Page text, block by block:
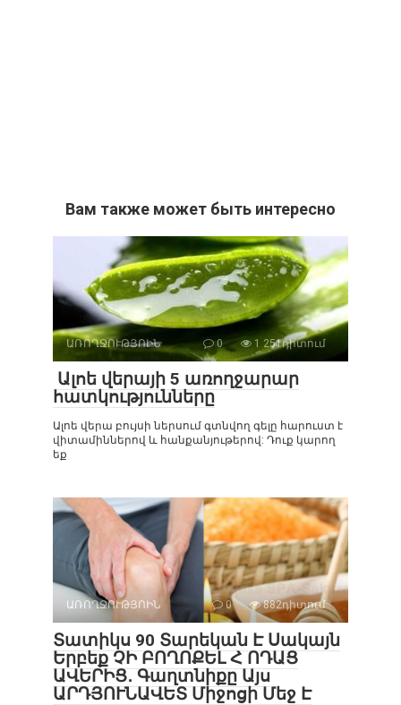
Вам также может быть интересно
ԱՌՈՂՋՈՒԹՅՈԻՆ 0 1 251դիտում
Ալոե վերայի 5 առողջարար
հատկությունները
Ալոե վերա բույսի ներսում գտնվող գելը հարուստ է
վիտամիններով և հանքանյութերով: Դուք կարող
եք
ԱՌՈՂՋՈՒԹՅՈԻՆ 0 882դիտում
Տատիկս 90 Տարեկան Է Սակայն
Երբեք ՉԻ ԲՈՂՈՔԵԼ Հ ՈԴԱՑ
ԱՎԵՐԻՑ․ Գաղտնիքը Այս
ԱՐԴՅՈՒՆԱՎԵՏ Միջոցի Մեջ Է